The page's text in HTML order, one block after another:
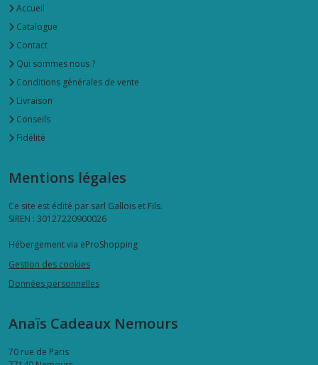
Accueil
Catalogue
Contact
Qui sommes nous ?
Conditions générales de vente
Livraison
Conseils
Fidélité
Mentions légales
Ce site est édité par sarl Gallois et Fils.
SIREN : 30127220900026
Hébergement via eProShopping
Gestion des cookies
Données personnelles
Anaïs Cadeaux Nemours
70 rue de Paris